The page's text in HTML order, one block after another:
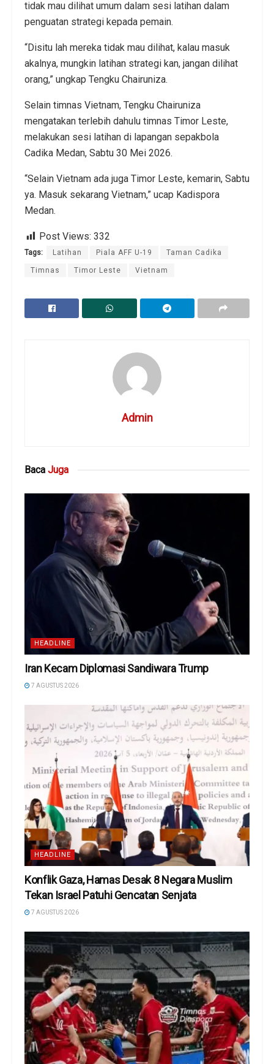
tidak mau dilihat umum dalam sesi latihan dalam
penguatan strategi kepada pemain.
“Disitu lah mereka tidak mau dilihat, kalau masuk
akalnya, mungkin latihan strategi kan, jangan dilihat
orang,” ungkap Tengku Chairuniza.
Selain timnas Vietnam, Tengku Chairuniza
mengatakan terlebih dahulu timnas Timor Leste,
melakukan sesi latihan di lapangan sepakbola
Cadika Medan, Sabtu 30 Mei 2026.
“Selain Vietnam ada juga Timor Leste, kemarin, Sabtu
ya. Masuk sekarang Vietnam,” ucap Kadispora
Medan.
Post Views: 332
Tags: Latihan Piala AFF U-19 Taman Cadika
Timnas Timor Leste Vietnam
Admin
Baca Juga
HEADLINE
Iran Kecam Diplomasi Sandiwara Trump
7 AGUSTUS 2026
HEADLINE
Konflik Gaza, Hamas Desak 8 Negara Muslim
Tekan Israel Patuhi Gencatan Senjata
7 AGUSTUS 2026